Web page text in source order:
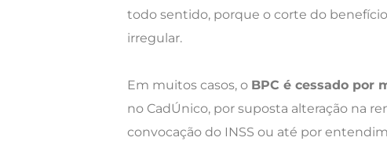
todo sentido, porque o corte do
irregular.
Em muitos casos, o BPC é cessado por
no CadÚnico, por suposta alteração na
convocação do INSS ou até por